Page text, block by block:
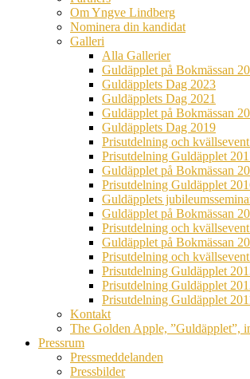
Om Yngve Lindberg
Nominera din kandidat
Galleri
Alla Gallerier
Guldäpplet på Bokmässan
Guldäpplets Dag 2023
Guldäpplets Dag 2021
Guldäpplet på Bokmässan
Guldäpplets Dag 2019
Prisutdelning och
Prisutdelning Guldäpplet
Guldäpplet på Bokmässan
Prisutdelning Guldäpplet
Guldäpplets
Guldäpplet på Bokmässan
Prisutdelning och
Guldäpplet på Bokmässan
Prisutdelning och
Prisutdelning Guldäpplet
Prisutdelning Guldäpplet
Prisutdelning Guldäpplet
Kontakt
The Golden Apple, ”Guldäpplet”,
Pressrum
Pressmeddelanden
Pressbilder